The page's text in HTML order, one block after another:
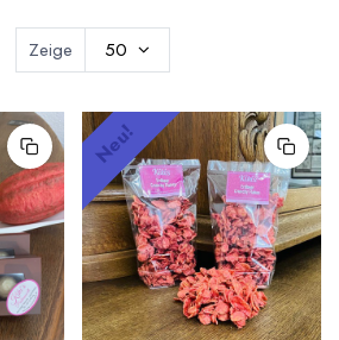
Zeige 50
Neu!